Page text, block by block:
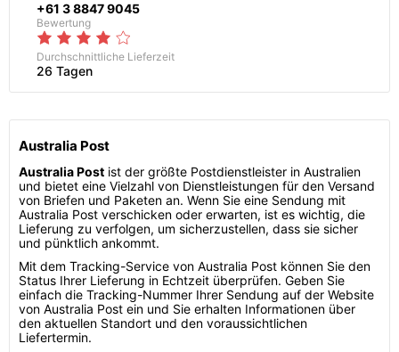
+61 3 8847 9045
Bewertung
Durchschnittliche Lieferzeit
26 Tagen
Australia Post
Australia Post ist der größte Postdienstleister in Australien
und bietet eine Vielzahl von Dienstleistungen für den Versand
von Briefen und Paketen an. Wenn Sie eine Sendung mit
Australia Post verschicken oder erwarten, ist es wichtig, die
Lieferung zu verfolgen, um sicherzustellen, dass sie sicher
und pünktlich ankommt.
Mit dem Tracking-Service von Australia Post können Sie den
Status Ihrer Lieferung in Echtzeit überprüfen. Geben Sie
einfach die Tracking-Nummer Ihrer Sendung auf der Website
von Australia Post ein und Sie erhalten Informationen über
den aktuellen Standort und den voraussichtlichen
Liefertermin.